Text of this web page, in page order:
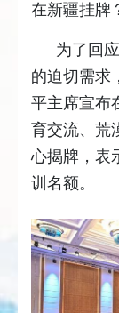
在新疆挂牌
为了回
的迫切需求
平主席宣布
育交流、荒
心揭牌，表
训名额。